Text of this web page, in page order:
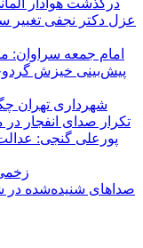
عزل دکتر نجفی تغییر
امام جمعه سراوان:
پیش‌بینی خیزش
شهرداری تهران
تکرار صدای انفجار
پورعلی گنجی:
زخمی شدن ۳
صداهای شنیده‌شده در